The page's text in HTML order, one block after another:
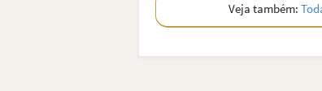
Veja também: